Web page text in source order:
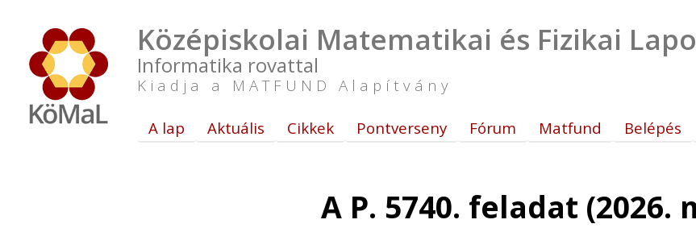
Középiskolai Matematikai és Fizikai
Informatika rovattal
Kiadja a MATFUND Alapítvány
A lap Aktuális Cikkek Pontverseny Fórum Matfund Belépés
A P. 5740. feladat (2026.